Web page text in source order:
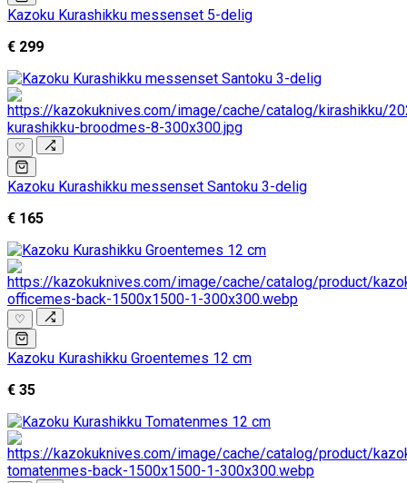
Kazoku Kurashikku messenset 5-delig
€ 299
♡
Kazoku Kurashikku messenset Santoku 3-delig
€ 165
♡
Kazoku Kurashikku Groentemes 12 cm
€ 35